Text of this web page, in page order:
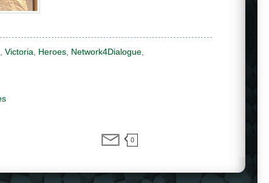
Victoria Heroes Network4Dialogue
0